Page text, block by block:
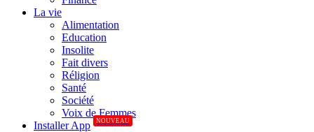
La vie
Alimentation
Education
Insolite
Fait divers
Réligion
Santé
Société
Voix de Femmes
Installer App
NOUVEAU